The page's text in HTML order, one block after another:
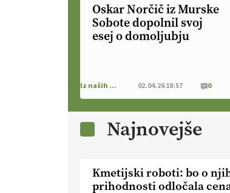
Oskar Norčič iz Murske
Sobote dopolnil svoj
esej o domoljubju
Iz naših krajev 02.04.26 18:57 0
Najnovejše
Kmetijski roboti: bo o
prihodnosti odločala